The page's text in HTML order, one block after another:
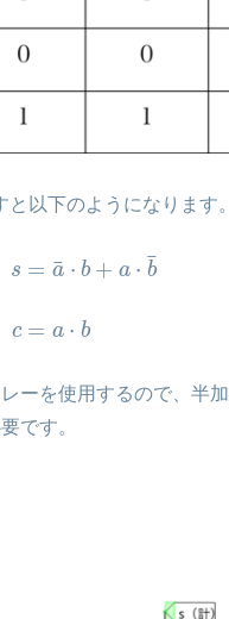
以下のようになります。
s
c
=
=
a
¯ ⋅ b + a ⋅ b
¯
a ⋅ b
ーを使用するので、半
です。